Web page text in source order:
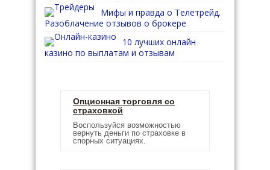
Мифы и правда о Телетрейд.
Разоблачение отзывов о брокере
10 лучших онлайн
казино по выплатам и отзывам
Опционная торговля со
страховкой
Воспользуйся возможностью
вернуть деньги по страховке в
спорных ситуациях.